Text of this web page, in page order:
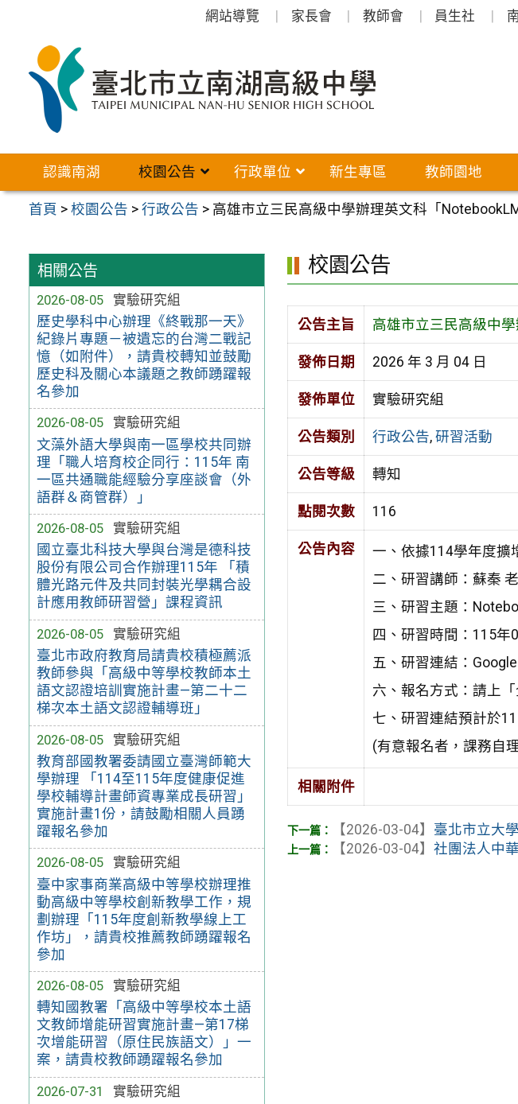
網站導覽 家長會 教師會 員生社
認識南湖 校園公告 行政單位 新生專區 教師園地
首頁 >校園公告 >行政公告 > 高雄市立三民高級中學辦理英文科「
相關公告
2026-08-05
實驗研究組
歷史學科中心辦理《終戰那一天》
紀錄片專題－被遺忘的台灣二戰記
憶（如附件），請貴校轉知並鼓勵
歷史科及關心本議題之教師踴躍報
名參加
2026-08-05
實驗研究組
文藻外語大學與南一區學校共同辦
理「職人培育校企同行：115年 南
一區共通職能經驗分享座談會（外
語群＆商管群）」
2026-08-05
實驗研究組
國立臺北科技大學與台灣是德科技
股份有限公司合作辦理115年 「積
體光路元件及共同封裝光學耦合設
計應用教師研習營」課程資訊
2026-08-05
實驗研究組
臺北市政府教育局請貴校積極薦派
教師參與「高級中等學校教師本土
語文認證培訓實施計畫—第二十二
梯次本土語文認證輔導班」
2026-08-05
實驗研究組
教育部國教署委請國立臺灣師範大
學辦理 「114至115年度健康促進
學校輔導計畫師資專業成長研習」
實施計畫1份，請鼓勵相關人員踴
躍報名參加
2026-08-05
實驗研究組
臺中家事商業高級中等學校辦理推
動高級中等學校創新教學工作，規
劃辦理「115年度創新教學線上工
作坊」，請貴校推薦教師踴躍報名
參加
2026-08-05
實驗研究組
轉知國教署「高級中等學校本土語
文教師增能研習實施計畫—第17梯
次增能研習（原住民族語文）」一
案，請貴校教師踴躍報名參加
2026-07-31
實驗研究組
校園公告
公告主旨 高雄市立三民高級中
發佈日期 2026 年 3 月 04 日
發佈單位 實驗研究組
公告類別 行政公告, 研習活動
公告等級 轉知
點閱次數 116
公告內容
一、依據114學年度擴
二、研習講師：蘇秦
三、研習主題：
四、研習時間：115年
五、研習連結：
六、報名方式：請上
七、研習連結預計於
(有意報名者，課務自
相關附件
【2026-03-04】 臺北市立大
【2026-03-04】社團法人中